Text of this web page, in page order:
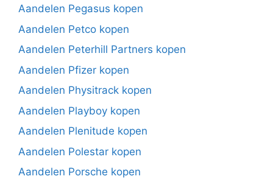
Aandelen Pegasus kopen
Aandelen Petco kopen
Aandelen Peterhill Partners kopen
Aandelen Pfizer kopen
Aandelen Physitrack kopen
Aandelen Playboy kopen
Aandelen Plenitude kopen
Aandelen Polestar kopen
Aandelen Porsche kopen